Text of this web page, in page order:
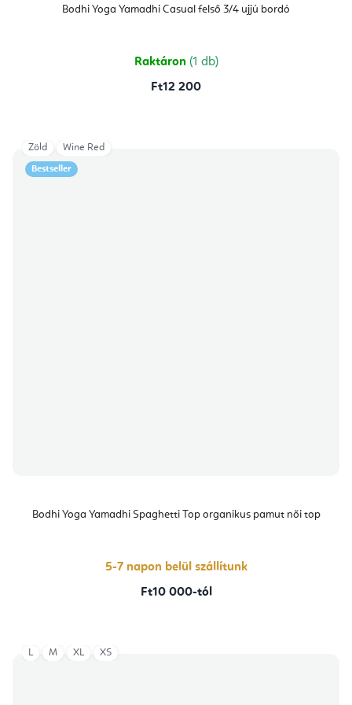
Bodhi Yoga Yamadhi Casual felső 3/4 ujjú bordó
Raktáron (1 db)
Ft12 200
Bestseller
Bodhi Yoga Yamadhi Spaghetti Top organikus pamut női top
5-7 napon belül szállítunk
Ft10 000-tól
Zöld Wine Red
L M XL XS